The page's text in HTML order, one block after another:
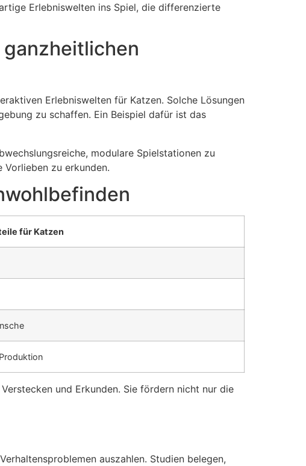
Erlebniswelten ins Spiel, die differenzierte
ganzheitlichen
Erlebniswelten für Katzen. Solche Lösungen
zu schaffen. Ein Beispiel dafür ist das
modulare Spielstationen zu
zu erkunden.
für Katzen
und Erkunden. Sie fördern nicht nur die
auszahlen. Studien belegen,